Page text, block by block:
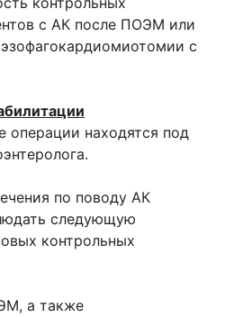
с АК после ПОЭМ или
с
операции находятся под
по поводу АК
следующую
контрольных
а также